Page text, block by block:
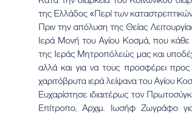
της Ελλάδος «Περί των
Πριν την απόλυση της Θείας
Ιερά Μονή του Αγίου Κοσμά, που κάθε
της Ιεράς Μητροπόλεώς μας και
αλλά και για να τους προσφέρει
χαριτόβρυτα ιερά λείψανα του Αγίου
Ευχαρίστησε ιδιαιτέρως τον
Επίτροπο, Αρχιμ. Ιωσήφ Ζωγράφο